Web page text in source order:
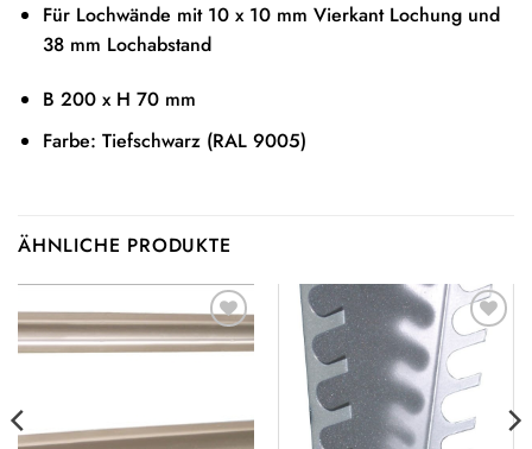
Für Lochwände mit 10 x 10 mm Vierkant Lochung und
38 mm Lochabstand
B 200 x H 70 mm
Farbe: Tiefschwarz (RAL 9005)
ÄHNLICHE PRODUKTE
Auf die
Auf die
Wunschliste